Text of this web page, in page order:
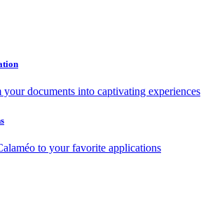
your documents into captivating experiences
to your favorite applications